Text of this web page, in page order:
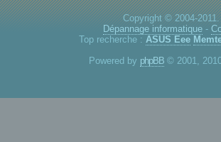
Copyright © 2004-
Dépannage informatique -
Top recherche : ASUS Eee
Powered by phpBB © 2001,